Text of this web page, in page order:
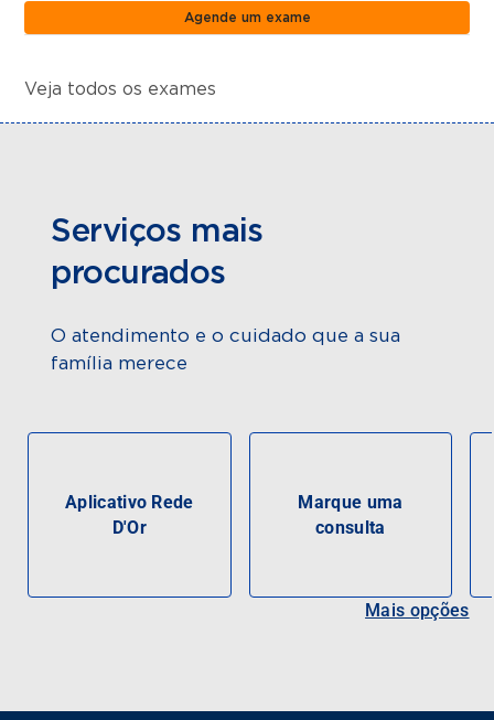
Agende um exame
Veja todos os exames
Serviços mais
procurados
O atendimento e o cuidado que a sua
família merece
Aplicativo Rede
D'Or
Marque uma
consulta
Mais opções